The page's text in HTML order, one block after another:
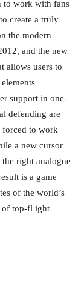
to work with fans
create a truly
the modern
and the new
allows users to
support in one-
defending are
forced to work
a new cursor
right analogue
is a game
of the world’s
of top-fl ight